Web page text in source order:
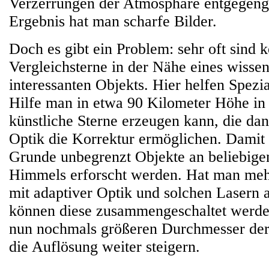
Ergebnis hat man scharfe Bilder.
Doch es gibt ein Problem: sehr oft sind
Vergleichsterne in der Nähe eines
interessanten Objekts. Hier helfen
Hilfe man in etwa 90 Kilometer Höhe in
künstliche Sterne erzeugen kann, die
Optik die Korrektur ermöglichen. Damit
Grunde unbegrenzt Objekte an
Himmels erforscht werden. Hat man
mit adaptiver Optik und solchen Lasern
können diese zusammengeschaltet
nun nochmals größeren Durchmesser
die Auflösung weiter steigern.